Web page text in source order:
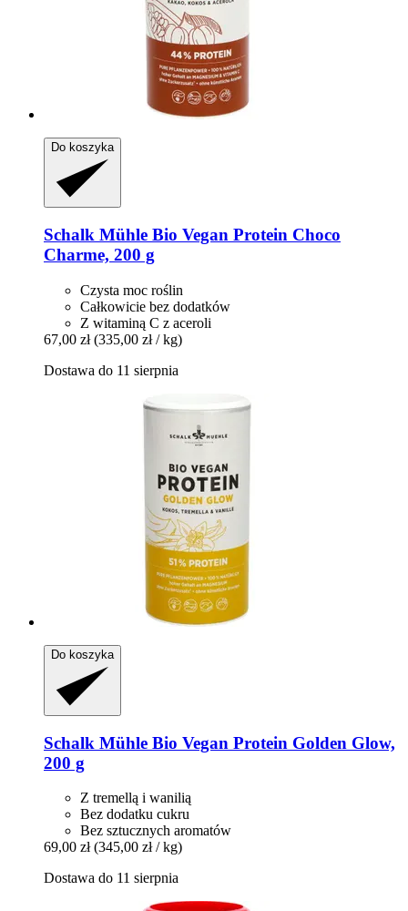
Do koszyka
Schalk Mühle Bio Vegan Protein Choco
Charme, 200 g
Czysta moc roślin
Całkowicie bez dodatków
Z witaminą C z aceroli
67,00 zł (335,00 zł / kg)
Dostawa do 11 sierpnia
Do koszyka
Schalk Mühle Bio Vegan Protein Golden Glow,
200 g
Z tremellą i wanilią
Bez dodatku cukru
Bez sztucznych aromatów
69,00 zł (345,00 zł / kg)
Dostawa do 11 sierpnia